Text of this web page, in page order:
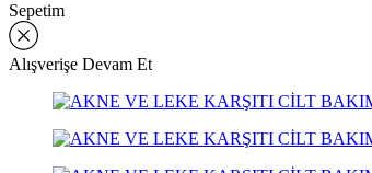
Sepetim
Alışverişe Devam Et